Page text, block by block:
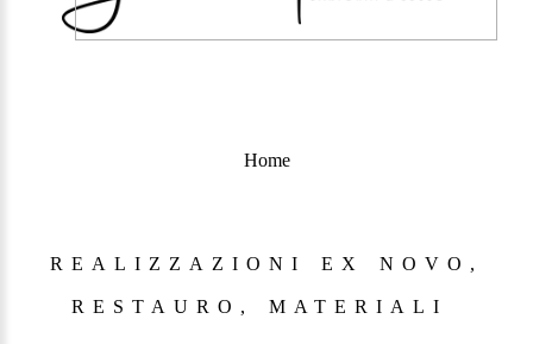
Home
REALIZZAZIONI EX NOVO,
RESTAURO, MATERIALI